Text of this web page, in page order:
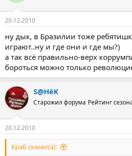
20.12.2010
ну дык, в Бразилии тоже
играют..ну и где они и где мы?)
а так всё правильно-верх
бороться можно только
S@HёK
Старожил форума Рейтинг
20.12.2010
КраБ сказал(а):